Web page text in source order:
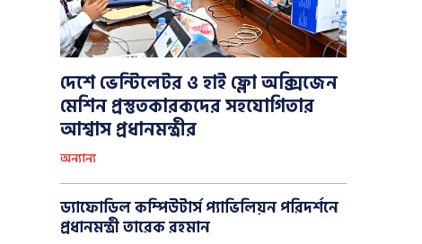
দেশে ভেন্টিলেটর ও হাই ফ্লো অক্সিজেন
মেশিন প্রস্তুতকারকদের সহযোগিতার
আশ্বাস প্রধানমন্ত্রীর
অন্যান্য
ড্যাফোডিল কম্পিউটার্স প্যাভিলিয়ন পরিদর্শনে
প্রধানমন্ত্রী তারেক রহমান